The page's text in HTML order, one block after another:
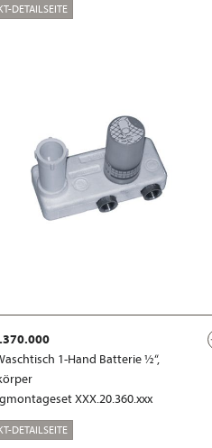
DETAILSEITE
1-Hand Batterie ½“,
XXX.20.360.xxx
DETAILSEITE